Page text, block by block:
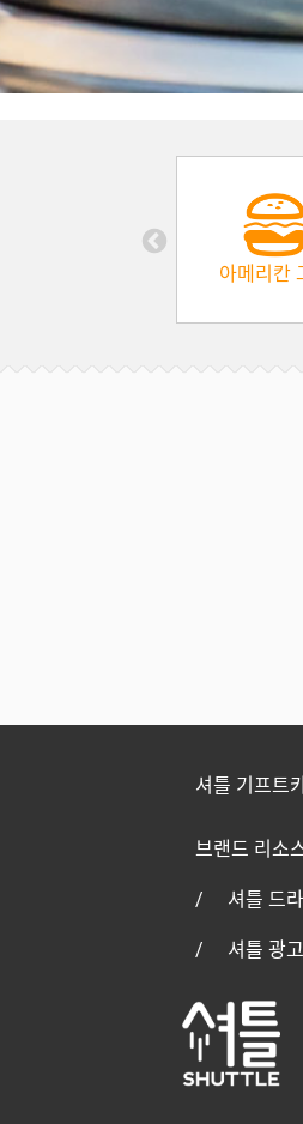
아메리칸
셔틀 기프트
브랜드 리소
셔틀 드
셔틀 광